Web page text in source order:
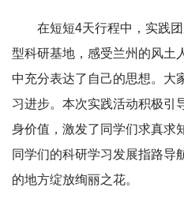
在短短4天行程中，实践
型科研基地，感受兰州的风土
中充分表达了自己的思想。大
习进步。本次实践活动积极引
身价值，激发了同学们求真求
同学们的科研学习发展指路导
的地方绽放绚丽之花。